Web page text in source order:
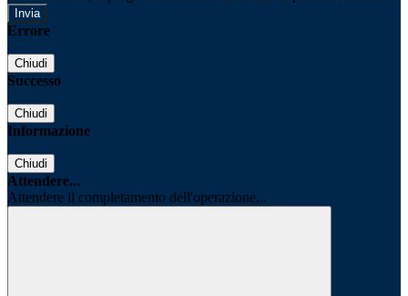
Errore
Chiudi
Successo
Chiudi
Informazione
Chiudi
Attendere...
Attendere il completamento dell'operazione...